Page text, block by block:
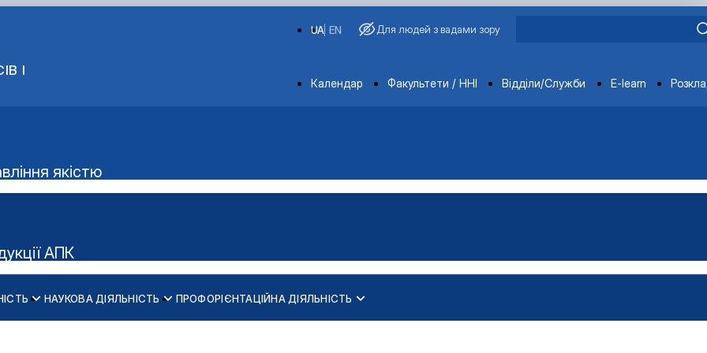
І
EN
UA Для людей з вадами зору
Departments
Календар Факультети / ННІ Відділи/Служби E-learn
якістю
АПК
НАУКОВА ДІЯЛЬНІСТЬ
ф-ту харчових наук
ПРОФОРІЄНТАЦІЙНА ДІЯЛЬНІСТЬ